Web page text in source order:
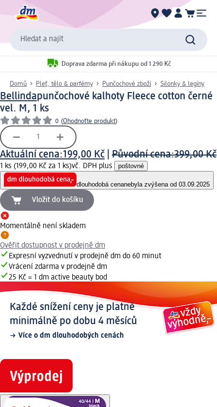
Hledat a najít
Doprava zdarma při nákupu od 1 290 Kč
Domů Pleť, tělo & parfémy Punčochové zboží Silonky & legíny
Bellindapunčochové kalhoty Fleece cotton černé
vel. M, 1 ks
0 (Ohodnoťte produkt)
Aktuální cena:199,00 Kč Původní cena:399,00 Kč
1 ks (199,00 Kč za 1 ks)vč. DPH plus poštovné
dlouhodobá cenanebyla zvýšena od 03.09.2025
Vložit do košíku
Momentálně není skladem
Ověřit dostupnost v prodejně dm
Expresní vyzvednutí v prodejně dm do 60 minut
Vrácení zdarma v prodejně dm
25 Kč = 1 dm active beauty bod
Každé snížení ceny je platné
minimálně po dobu 4 měsíců
Více o dm dlouhodobých cenách